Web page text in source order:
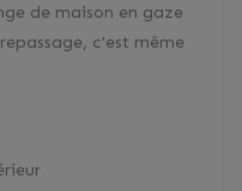
de maison en gaze
c'est même